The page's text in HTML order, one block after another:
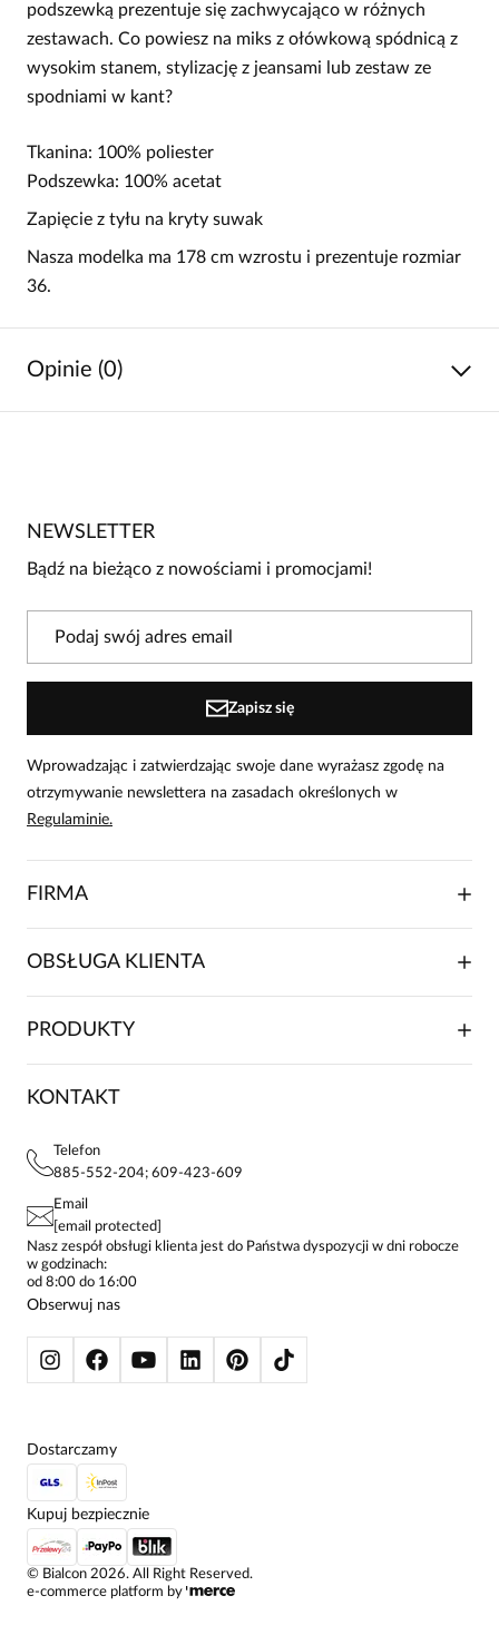
podszewką prezentuje się zachwycająco w różnych
zestawach. Co powiesz na miks z ołówkową spódnicą z
wysokim stanem, stylizację z jeansami lub zestaw ze
spodniami w kant?
Tkanina: 100% poliester
Podszewka: 100% acetat
Zapięcie z tyłu na kryty suwak
Nasza modelka ma 178 cm wzrostu i prezentuje rozmiar
36.
Opinie (0)
Bądź pierwszą osobą, która podzieli się opinią o tym
W naszej witrynie opinie mogą dodawać tylko
NEWSLETTER
Bądź na bieżąco z nowościami i promocjami!
Zapisz się
Wprowadzając i zatwierdzając swoje dane wyrażasz zgodę na
otrzymywanie newslettera na zasadach określonych w
Regulaminie.
FIRMA
O NAS
FRANCZYZA
KONTAKTY
OBSŁUGA KLIENTA
SKŁADANIE ZAMÓWIENIA
FAQ
POLITYKA PRYWATNOŚCI
STREFA STAŁEGO KLIENTA
PRODUKTY
SUKIENKI
KOSZULE DAMSKIE
SPODNIE DAMSKIE
ŻAKIETY I MARYNARKI
SWETRY
BLUZY
KONTAKT
Telefon
885-552-204; 609-423-609
Email
[email protected]
Nasz zespół obsługi klienta jest do Państwa dyspozycji w dni robocze
w godzinach:
od 8:00 do 16:00
Obserwuj nas
© Bialcon 2026. All Right Reserved.
e-commerce platform by
Dostarczamy
Kupuj bezpiecznie